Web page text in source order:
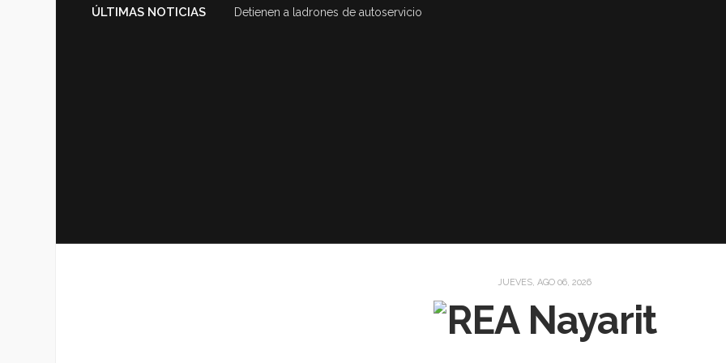
ÚLTIMAS NOTICIAS Detienen a ladrones de autoservicio
JUEVES, AGO 06, 2026